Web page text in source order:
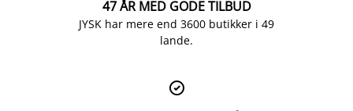
47 ÅR MED GODE TILBUD
JYSK har mere end 3600 butikker i 49
lande.
